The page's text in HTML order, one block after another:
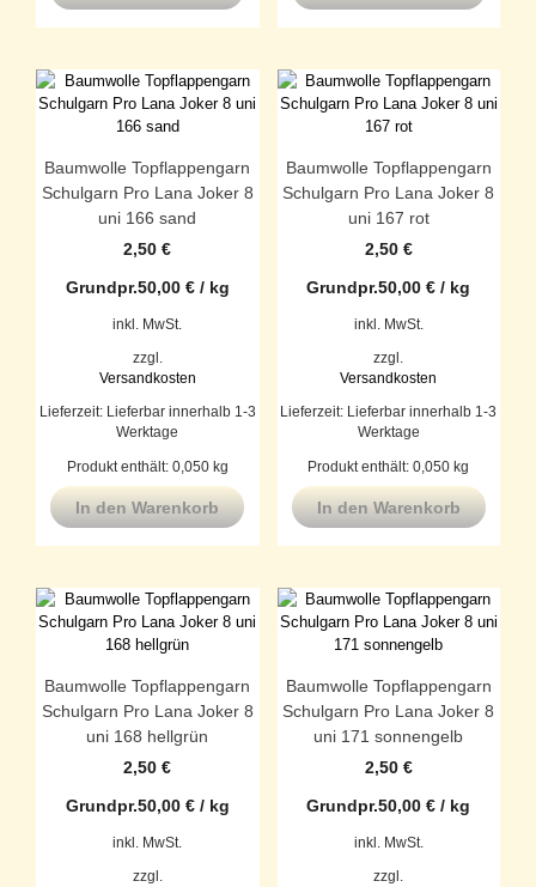
Baumwolle Topflappengarn
Schulgarn Pro Lana Joker 8
uni 166 sand
2,50€
Grundpr.50,00 €/ kg
inkl. MwSt.
zzgl.
Versandkosten
Lieferzeit:
Lieferbar innerhalb 1-3
Werktage
Produkt enthält: 0,050 kg
In den Warenkorb
Baumwolle Topflappengarn
Schulgarn Pro Lana Joker 8
uni 167 rot
2,50 €
Grundpr.50,00€ / kg
inkl. MwSt.
zzgl.
Versandkosten
Lieferzeit:
Lieferbar innerhalb 1-3
Werktage
Produkt enthält: 0,050kg
In den Warenkorb
Baumwolle Topflappengarn
Schulgarn Pro Lana Joker 8
uni 168 hellgrün
2,50€
Grundpr.50,00 €/ kg
inkl. MwSt.
zzgl.
Baumwolle Topflappengarn
Schulgarn Pro Lana Joker 8
uni 171 sonnengelb
2,50 €
Grundpr.50,00€ / kg
inkl. MwSt.
zzgl.